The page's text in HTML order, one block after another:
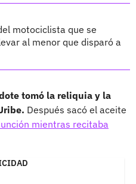
motociclista que se
al menor que disparó a
tomó la reliquia y la
Después sacó el aceite
mientras recitaba